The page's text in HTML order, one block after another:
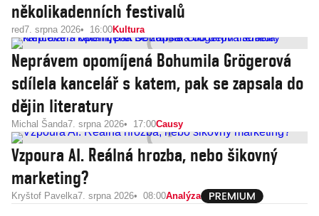
několikadenních festivalů
red7. srpna 2026 16:00Kultura
Neprávem opomíjená Bohumila Grögerová
sdílela kancelář s katem, pak se zapsala do
dějin literatury
Michal Šanda7. srpna 2026 17:00Causy
Vzpoura AI. Reálná hrozba, nebo šikovný
marketing?
Kryštof Pavelka7. srpna 2026 08:00Analýza